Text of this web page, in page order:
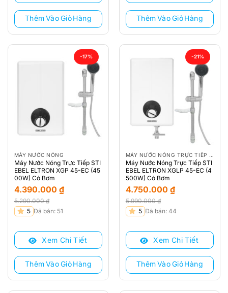
3.570.000 ₫.
Thêm Vào Giỏ Hàng
3.790.000 ₫.
Thêm Vào Giỏ Hàng
-17%
MÁY NƯỚC NÓNG
Máy Nước Nóng Trực Tiếp STI
EBEL ELTRON XGP 45-EC (45
00W) Có Bơm
5.290.000₫
Giá
là:
5.290.000 ₫.
4.390.000 ₫
Giá
tại
4.390.000 ₫.
5 Đã bán: 51
Xem Chi Tiết
Thêm Vào Giỏ Hàng
-21%
MÁY NƯỚC NÓNG TRỰC TIẾP STIEBEL ELTRON
Máy Nước Nóng Trực Tiếp STI
EBEL ELTRON XGLP 45-EC (4
500W) Có Bơm
5.990.000₫
Giá
là:
5.990.000 ₫.
4.750.000 ₫
Giá
tại
4.750.000 ₫.
5 Đã bán: 44
Xem Chi Tiết
Thêm Vào Giỏ Hàng